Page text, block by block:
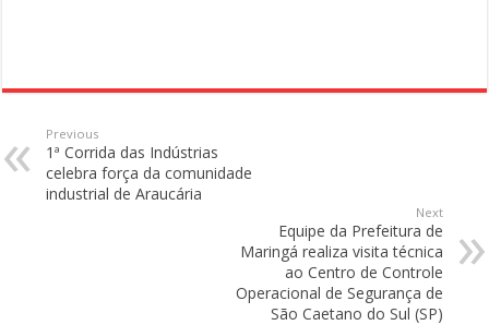
Previous
1ª Corrida das Indústrias
celebra força da comunidade
industrial de Araucária
Next
Equipe da Prefeitura de
Maringá realiza visita técnica
ao Centro de Controle
Operacional de Segurança de
São Caetano do Sul (SP)